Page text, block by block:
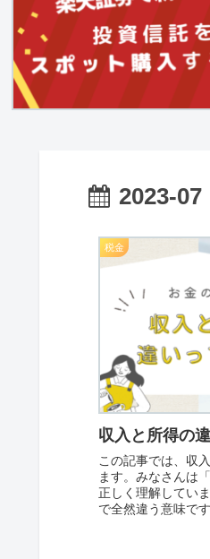
2023-07
税金
収入と所得の
この記事では、収
ます。みなさんは
正しく理解してい
で全然違う意味で